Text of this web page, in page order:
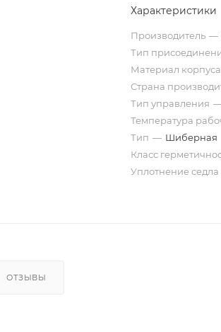
Характеристики
Производитель —
Тип
Материал корпуса
Страна
Тип управления
Температура
Тип — Шиберная
Класс
Уплотнение седла
ОТЗЫВЫ